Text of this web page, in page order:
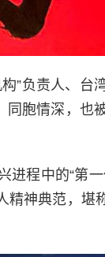
”负责人、台
同胞情深，也
程中的“第
神典范，堪